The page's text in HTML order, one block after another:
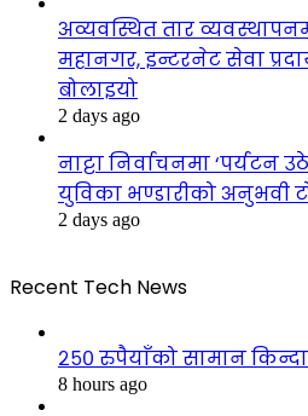
अव्यवस्थित तार
महानगर, इन्टरनेट सेवा
बोलाइयो
2 days ago
नाट्टा निर्वाचनमा ‘पर्यटन
युविका भण्डारीको अनुभवी
2 days ago
Recent Tech News
२५० रुपैयाँको सामान
8 hours ago